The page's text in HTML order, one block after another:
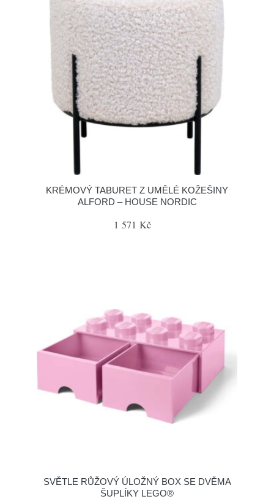
KRÉMOVÝ TABURET Z UMĚLÉ KOŽEŠINY
ALFORD – HOUSE NORDIC
1 571 Kč
SVĚTLE RŮŽOVÝ ÚLOŽNÝ BOX SE DVĚMA
ŠUPLÍKY LEGO®